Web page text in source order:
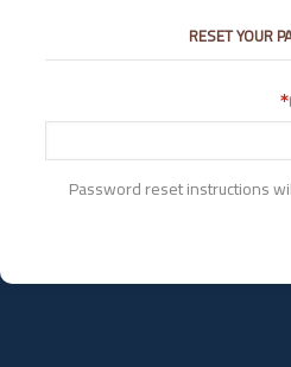
RESET YOUR
Password reset instructions